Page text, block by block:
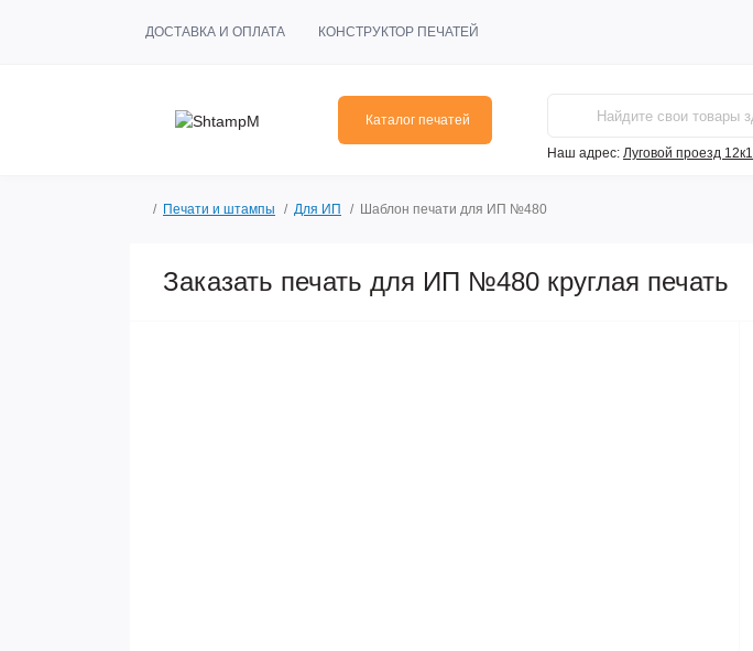
ДОСТАВКА И ОПЛАТА КОНСТРУКТОР ПЕЧАТЕЙ
Каталог печатей
Наш адрес: Луговой проезд 12к1
Печати и штампы Для ИП Шаблон печати для ИП №480
Заказать печать для ИП №480 круглая печать